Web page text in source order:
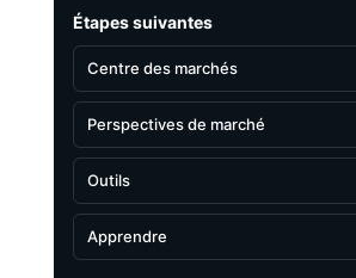
Étapes suivantes
Centre des marchés
Perspectives de marché
Outils
Apprendre